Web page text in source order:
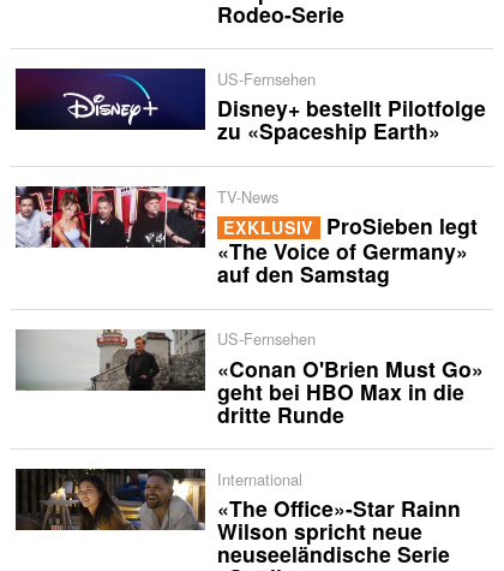
Rodeo-Serie
US-Fernsehen
Disney+ bestellt Pilotfolge
zu «Spaceship Earth»
TV-News
EXKLUSIV ProSieben legt
«The Voice of Germany»
auf den Samstag
US-Fernsehen
«Conan O'Brien Must Go»
geht bei HBO Max in die
dritte Runde
International
«The Office»-Star Rainn
Wilson spricht neue
neuseeländische Serie